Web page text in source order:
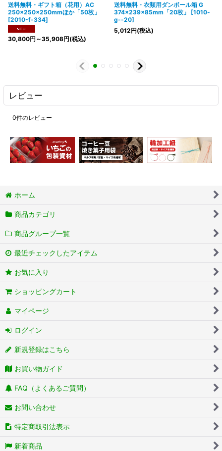
送料無料・ギフト箱（花用）AC
250×250×250mmほか「50枚」
[2010-f-334]
30,800円 ～35,908円(税込)
送料無料・衣類用ダンボール箱 G
374×239×85mm「20枚」
[1010-
g--20]
5,012円(税込)
レビュー
0件のレビュー
ホーム
商品カテゴリ
商品グループ一覧
最近チェックしたアイテム
お気に入り
ショッピングカート
マイページ
ログイン
新規登録はこちら
お買い物ガイド
FAQ（よくあるご質問）
お問い合わせ
特定商取引法表示
新着商品